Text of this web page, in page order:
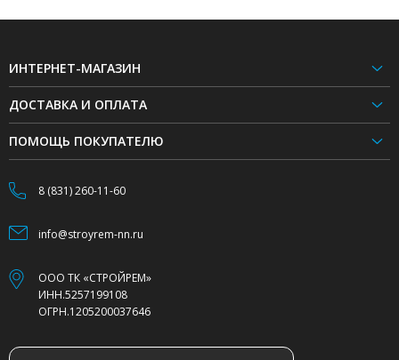
ИНТЕРНЕТ-МАГАЗИН
ДОСТАВКА И ОПЛАТА
ПОМОЩЬ ПОКУПАТЕЛЮ
8 (831) 260-11-60
info@stroyrem-nn.ru
ООО ТК «СТРОЙРЕМ»
ИНН.5257199108
ОГРН.1205200037646